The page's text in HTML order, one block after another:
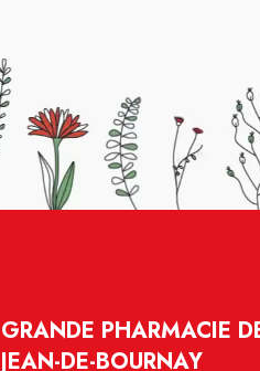
GRANDE PHARMACIE
JEAN-DE-BOURNAY